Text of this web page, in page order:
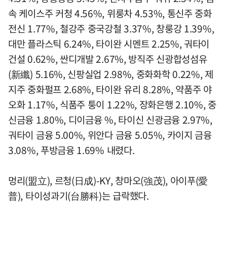
속 케이스주 커청 4.56%, 위룽차 4.53%, 통신주 중화
전신 1.77%, 철강주 중국강철 3.37%, 창룽강 1.39%,
대만 플라스틱 6.24%, 타이완 시멘트 2.25%, 궈타이
건설 0.62%, 싼디개발 2.67%, 방직주 신광합성섬유
(新纖) 5.16%, 신팡실업 2.98%, 중화화학 0.22%, 제
지주 중화펄프 2.68%, 타이완 유리 8.28%, 약품주 야
오화 1.17%, 식품주 퉁이 1.22%, 장화은행 2.10%, 중
신금융 1.80%, 디이금융 %, 타이신 신광금융 2.97%,
궈타이 금융 5.00%, 위안다 금융 5.05%, 카이지 금융
3.08%, 푸방금융 1.69% 내렸다.
멍리(盟立), 르청(日成)-KY, 창마오(強茂), 아이푸(愛
普), 타이성과기(台勝科)는 급락했다.